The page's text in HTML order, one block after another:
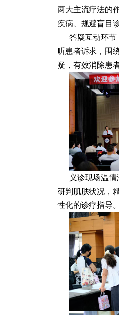
两大主流疗法的
疾病、规避盲目
答疑互动环
听患者诉求，围
疑，有效消除患
义诊现场温
研判肌肤状况，
性化的诊疗指导